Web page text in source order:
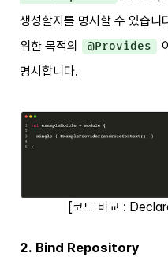
생성할지를 명시할 수 있습니
위한 목적의
@Provides
명시합니다.
[코드 비교 :
2. Bind Repository